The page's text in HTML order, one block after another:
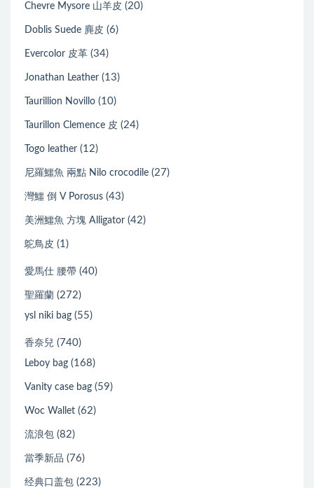
Chevre Mysore 山羊皮 (20)
Doblis Suede 麂皮 (6)
Evercolor 皮革 (34)
Jonathan Leather (13)
Taurillion Novillo (10)
Taurillon Clemence 皮 (24)
Togo leather (12)
尼羅鱷魚 兩點 Nilo crocodile (27)
灣鱷 倒 V Porosus (43)
美洲鱷魚 方塊 Alligator (42)
鴕鳥皮 (1)
愛馬仕 腰帶 (40)
聖羅蘭 (272)
ysl niki bag (55)
香奈兒 (740)
Leboy bag (168)
Vanity case bag (59)
Woc Wallet (62)
流浪包 (82)
當季新品 (76)
经典口盖包 (223)